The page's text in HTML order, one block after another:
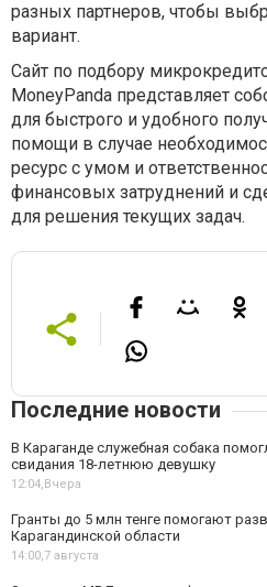
разных партнеров, чтобы
вариант.
Сайт по подбору
MoneyPanda представляет
для быстрого и удобного
помощи в случае
ресурс с умом и
финансовых затруднений и
для решения текущих задач.
Последние новости
В Караганде служебная собака
свидания 18-летнюю девушку
12:04,Вчера
Гранты до 5 млн тенге помогают
Карагандинской области
14:00,7 августа